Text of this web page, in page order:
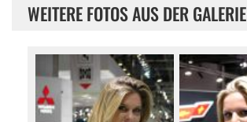
WEITERE FOTOS AUS DER GALERIE